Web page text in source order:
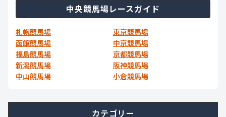
中央競馬場レースガイド
札幌競馬場
函館競馬場
福島競馬場
新潟競馬場
中山競馬場
東京競馬場
中京競馬場
京都競馬場
阪神競馬場
小倉競馬場
カテゴリー